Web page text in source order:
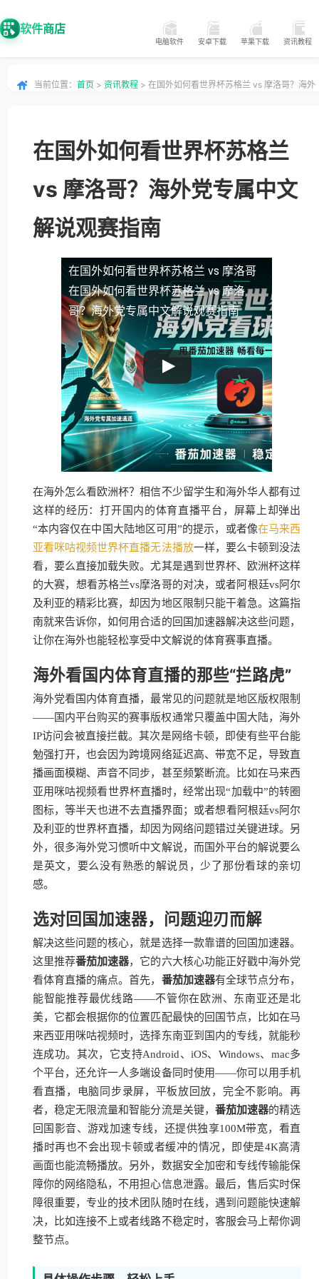
软件商店
电脑软件 安卓下载 苹果下载 资讯教程
当前位置： 首页 > 资讯教程 > 在国外如何看世界杯苏格兰 vs 摩洛哥？海外
在国外如何看世界杯苏格兰
vs 摩洛哥？海外党专属中文
解说观赛指南
在国外如何看世界杯苏格兰 vs 摩洛哥
在国外如何看世界杯苏格兰 vs 摩洛
哥？海外党专属中文解说观赛指南
在海外怎么看欧洲杯？相信不少留学生和海外华人都有过
这样的经历：打开国内的体育直播平台，屏幕上却弹出
“本内容仅在中国大陆地区可用”的提示，或者像在马来西
亚看咪咕视频世界杯直播无法播放一样，要么卡顿到没法
看，要么直接加载失败。尤其是遇到世界杯、欧洲杯这样
的大赛，想看苏格兰vs摩洛哥的对决，或者阿根廷vs阿尔
及利亚的精彩比赛，却因为地区限制只能干着急。这篇指
南就来告诉你，如何用合适的回国加速器解决这些问题，
让你在海外也能轻松享受中文解说的体育赛事直播。
海外看国内体育直播的那些“拦路虎”
海外党看国内体育直播，最常见的问题就是地区版权限制
——国内平台购买的赛事版权通常只覆盖中国大陆，海外
IP访问会被直接拦截。其次是网络卡顿，即使有些平台能
勉强打开，也会因为跨境网络延迟高、带宽不足，导致直
播画面模糊、声音不同步，甚至频繁断流。比如在马来西
亚用咪咕视频看世界杯直播时，经常出现“加载中”的转圈
图标，等半天也进不去直播界面；或者想看阿根廷vs阿尔
及利亚的世界杯直播，却因为网络问题错过关键进球。另
外，很多海外党习惯听中文解说，而国外平台的解说要么
是英文，要么没有熟悉的解说员，少了那份看球的亲切
感。
选对回国加速器，问题迎刃而解
解决这些问题的核心，就是选择一款靠谱的回国加速器。
这里推荐番茄加速器，它的六大核心功能正好戳中海外党
看体育直播的痛点。首先， 番茄加速器有全球节点分布，
能智能推荐最优线路——不管你在欧洲、东南亚还是北
美，它都会根据你的位置匹配最快的回国节点，比如在马
来西亚用咪咕视频时，选择东南亚到国内的专线，就能秒
连成功。其次，它支持Android、iOS、Windows、mac多
个平台，还允许一人多端设备同时使用——你可以用手机
看直播，电脑同步录屏，平板放回放，完全不影响。再
者，稳定无限流量和智能分流是关键， 番茄加速器的精选
回国影音、游戏加速专线，还提供独享100M带宽，看直
播时再也不会出现卡顿或者缓冲的情况，即使是4K高清
画面也能流畅播放。另外，数据安全加密和专线传输能保
障你的网络隐私，不用担心信息泄露。最后，售后实时保
障很重要，专业的技术团队随时在线，遇到问题能快速解
决，比如连接不上或者线路不稳定时，客服会马上帮你调
整节点。